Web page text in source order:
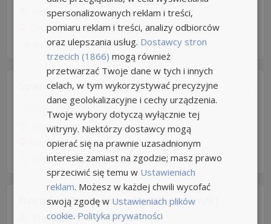
Forbis Sp. z o.o
Opole+11km
16 dni temu -Aplikuj szybko z Nuzle
Spawacz
Umowa zlecenie Rodzaj pracy: Stała
Proex Work
Niemodlin+17km
22 dni temu -Aplikuj szybko z Nuzle
Doradca Techniczno-Handlowy (m/k)
Trustark Human Solutions
spersonalizowanych reklam i treści,
pomiaru reklam i treści, analizy odbiorców
oraz ulepszania usług. Dostawcy stron
trzecich (1866) mogą również
przetwarzać Twoje dane w tych i innych
celach, w tym wykorzystywać precyzyjne
dane geolokalizacyjne i cechy urządzenia.
Twoje wybory dotyczą wyłącznie tej
witryny. Niektórzy dostawcy mogą
opierać się na prawnie uzasadnionym
interesie zamiast na zgodzie; masz prawo
sprzeciwić się temu w Ustawieniach
reklam. Możesz w każdej chwili wycofać
swoją zgodę w Ustawieniach plików
cookie. Polityka prywatności